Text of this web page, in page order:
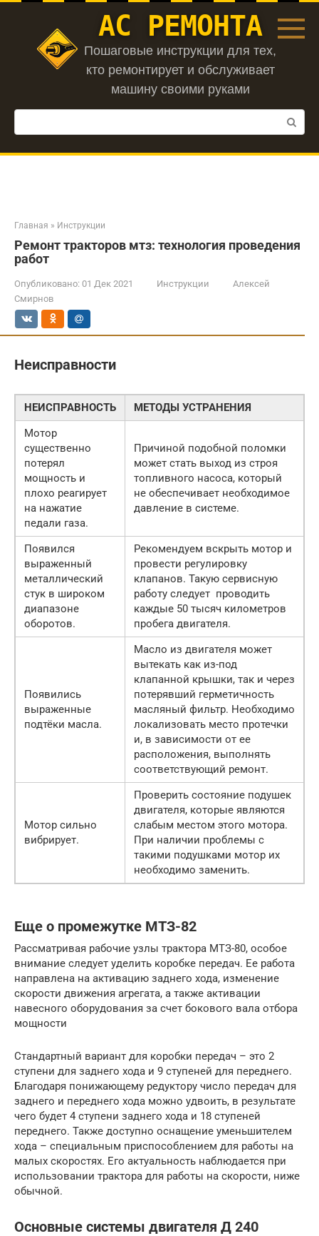
Перейти
АС РЕМОНТА
Пошаговые инструкции для тех,
кто ремонтирует и обслуживает
машину своими руками
Поиск:
Главная » Инструкции
Ремонт тракторов мтз: технология проведения
работ
Опубликовано: 01 Дек 2021 Инструкции
Алексей
Смирнов
Неисправности
НЕИСПРАВНОСТЬ
МЕТОДЫ УСТРАНЕНИЯ
Мотор
существенно
потерял
мощность и
плохо реагирует
на нажатие
педали газа.
Причиной подобной поломки
может стать выход из строя
топливного насоса, который
не обеспечивает необходимое
давление в системе.
Появился
выраженный
металлический
стук в широком
диапазоне
оборотов.
Рекомендуем вскрыть мотор и
провести регулировку
клапанов. Такую сервисную
работу следует проводить
каждые 50 тысяч километров
пробега двигателя.
Появились
выраженные
подтёки масла.
Масло из двигателя может
вытекать как из-под
клапанной крышки, так и через
потерявший герметичность
масляный фильтр. Необходимо
локализовать место протечки
и, в зависимости от ее
расположения, выполнять
соответствующий ремонт.
Мотор сильно
вибрирует.
Проверить состояние подушек
двигателя, которые являются
слабым местом этого мотора.
При наличии проблемы с
такими подушками мотор их
необходимо заменить.
Еще о промежутке МТЗ-82
Рассматривая рабочие узлы трактора МТЗ-80, особое
внимание следует уделить коробке передач. Ее работа
направлена на активацию заднего хода, изменение
скорости движения агрегата, а также активации
навесного оборудования за счет бокового вала отбора
мощности
Стандартный вариант для коробки передач – это 2
ступени для заднего хода и 9 ступеней для переднего.
Благодаря понижающему редуктору число передач для
заднего и переднего хода можно удвоить, в результате
чего будет 4 ступени заднего хода и 18 ступеней
переднего. Также доступно оснащение уменьшителем
хода – специальным приспособлением для работы на
малых скоростях. Его актуальность наблюдается при
использовании трактора для работы на скорости, ниже
обычной.
Основные системы двигателя Д 240